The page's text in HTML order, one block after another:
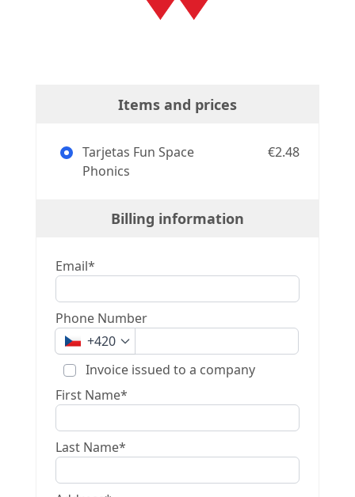
Items and prices
Tarjetas Fun Space
Phonics
€2.48
Billing information
Email*
Phone Number
+420
Invoice issued to a company
First Name*
Last Name*